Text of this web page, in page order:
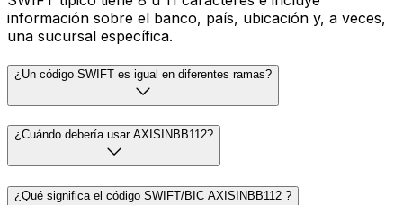
información sobre el banco, país, ubicación y, a veces,
una sucursal específica.
¿Un código SWIFT es igual en diferentes ramas?
¿Cuándo debería usar AXISINBB112?
¿Qué significa el código SWIFT/BIC AXISINBB112 ?